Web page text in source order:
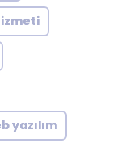
yazılım